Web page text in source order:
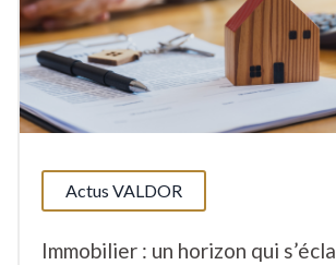
Actus VALDOR
Immobilier : un horizon qui